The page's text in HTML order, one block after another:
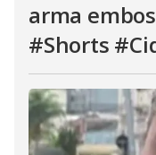
arma
#Shorts